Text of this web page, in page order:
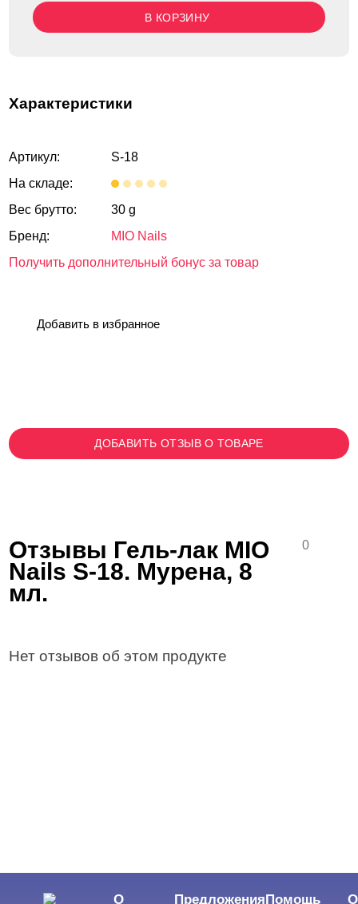
В КОРЗИНУ
Характеристики
Артикул:
S-18
На складе:
Вес брутто:
30 g
Бренд:
MIO Nails
Получить дополнительный бонус за товар
Добавить в избранное
Отзывы Гель-лак MIO
Nails S-18. Мурена, 8
мл.
0
Нет отзывов об этом продукте
ДОБАВИТЬ ОТЗЫВ О ТОВАРЕ
О
ПредложенияПомощь